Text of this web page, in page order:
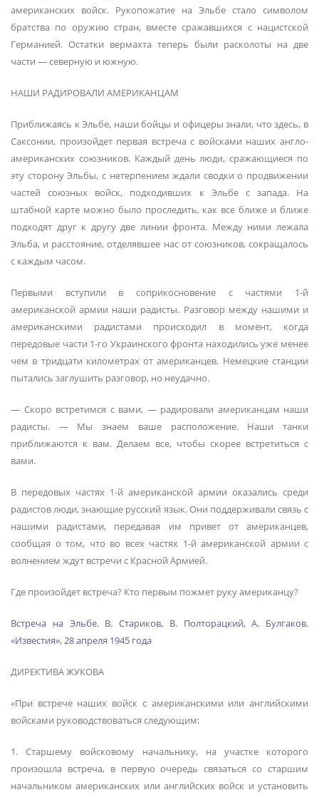
американских войск. Рукопожатие на Эльбе стало символом
братства по оружию стран, вместе сражавшихся с нацистской
Германией. Остатки вермахта теперь были расколоты на две
части — северную и южную.
НАШИ РАДИРОВАЛИ АМЕРИКАНЦАМ
Приближаясь к Эльбе, наши бойцы и офицеры знали, что здесь, в
Саксонии, произойдет первая встреча с войсками наших англо-
американских союзников. Каждый день люди, сражающиеся по
эту сторону Эльбы, с нетерпением ждали сводки о продвижении
частей союзных войск, подходивших к Эльбе с запада. На
штабной карте можно было проследить, как все ближе и ближе
подходят друг к другу две линии фронта. Между ними лежала
Эльба, и расстояние, отделявшее нас от союзников, сокращалось
с каждым часом.
Первыми вступили в соприкосновение с частями 1-й
американской армии наши радисты. Разговор между нашими и
американскими радистами происходил в момент, когда
передовые части 1-го Украинского фронта находились уже менее
чем в тридцати километрах от американцев. Немецкие станции
пытались заглушить разговор, но неудачно.
— Скоро встретимся с вами, — радировали американцам наши
радисты. — Мы знаем ваше расположение. Наши танки
приближаются к вам. Делаем все, чтобы скорее встретиться с
вами.
В передовых частях 1-й американской армии оказались среди
радистов люди, знающие русский язык. Они поддерживали связь с
нашими радистами, передавая им привет от американцев,
сообщая о том, что во всех частях 1-й американской армии с
волнением ждут встречи с Красной Армией.
Где произойдет встреча? Кто первым пожмет руку американцу?
Встреча на Эльбе. В. Стариков, В. Полторацкий, А. Булгаков.
«Известия», 28 апреля 1945 года
ДИРЕКТИВА ЖУКОВА
«При встрече наших войск с американскими или английскими
войсками руководствоваться следующим:
1. Старшему войсковому начальнику, на участке которого
произошла встреча, в первую очередь связаться со старшим
начальником американских или английских войск и установить